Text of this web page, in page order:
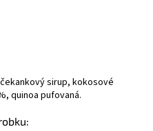
sirup, kokosové
quinoa pufovaná.